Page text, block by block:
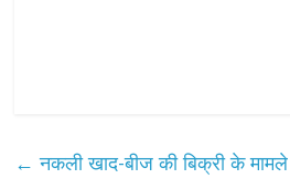
← नकली खाद-बीज की बिक्री के